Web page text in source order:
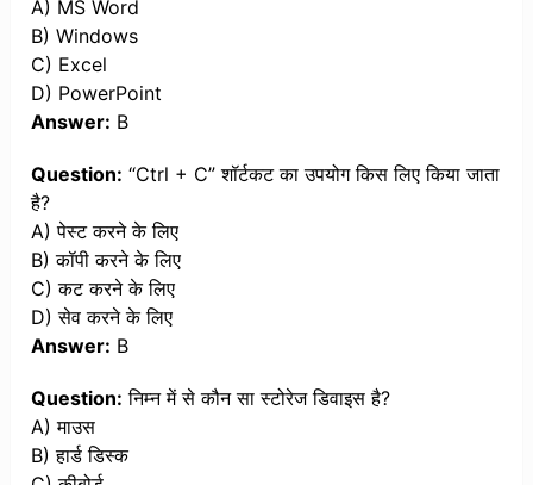
A) MS Word
B) Windows
C) Excel
D) PowerPoint
Answer: B
Question: “Ctrl + C” शॉर्टकट का उपयोग किस लिए किया जाता
है?
A) पेस्ट करने के लिए
B) कॉपी करने के लिए
C) कट करने के लिए
D) सेव करने के लिए
Answer: B
Question: निम्न में से कौन सा स्टोरेज डिवाइस है?
A) माउस
B) हार्ड डिस्क